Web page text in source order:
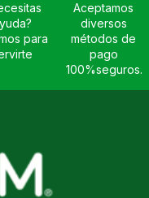
para
Aceptamos
diversos
métodos de
pago
100%seguros.